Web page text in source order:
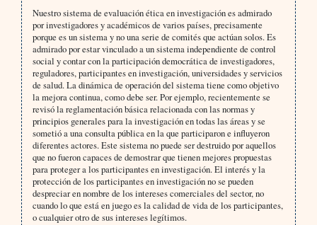
Nuestro sistema de evaluación ética en investigación es admirado
por investigadores y académicos de varios países, precisamente
porque es un sistema y no una serie de comités que actúan solos. Es
admirado por estar vinculado a un sistema independiente de control
social y contar con la participación democrática de investigadores,
reguladores, participantes en investigación, universidades y servicios
de salud. La dinámica de operación del sistema tiene como objetivo
la mejora continua, como debe ser. Por ejemplo, recientemente se
revisó la reglamentación básica relacionada con las normas y
principios generales para la investigación en todas las áreas y se
sometió a una consulta pública en la que participaron e influyeron
diferentes actores. Este sistema no puede ser destruido por aquellos
que no fueron capaces de demostrar que tienen mejores propuestas
para proteger a los participantes en investigación. El interés y la
protección de los participantes en investigación no se pueden
despreciar en nombre de los intereses comerciales del sector, no
cuando lo que está en juego es la calidad de vida de los participantes,
o cualquier otro de sus intereses legítimos.